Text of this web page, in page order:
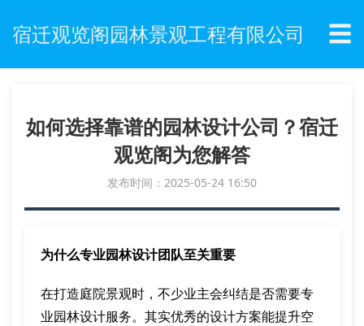
宿迁观览阁园林景观工程有限公司 ☰
如何选择靠谱的园林设计公司？宿迁
观览阁为您解答
发布时间：2025-05-24 16:50
为什么专业园林设计团队至关重要
在打造庭院景观时，不少业主会纠结是否需要专
业园林设计服务。其实优秀的设计方案能提升空